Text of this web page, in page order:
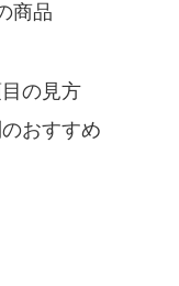
商品
の見方
おすすめ